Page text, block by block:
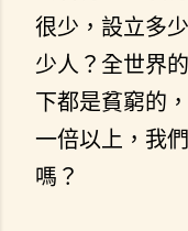
很少，設立多
少人？全世界
下都是貧窮的
一倍以上，我
嗎？